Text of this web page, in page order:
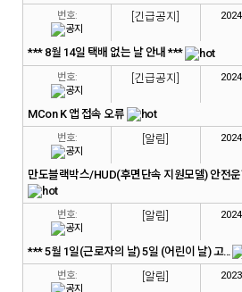
번호: [긴급공지]
번호: [긴급공지]
*** 8월 14일 택배 없는 날 안내 ***
번호: [알림]
MCon K 앱 접속 오류
번호: [알림]
만도블랙박스/HUD(후면단속 지원모델) 안전
번호: [알림]
*** 5월 1일(근로자의 날) 5일 (어린이 날) 고...